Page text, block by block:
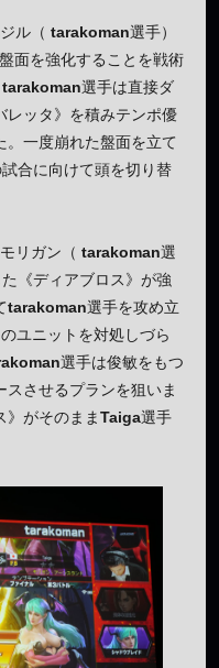
ル（ tarakoman選手）
面を強化することを戦術
tarakoman選手は直接ダ
レッタ》を積みテンポ優
一度崩れた盤面を立て
合に向けて頭を切り替
リガン（ tarakoman選
《ディアブロス》が強
tarakoman選手を攻め立
ユニットを対処しづら
選手は俊敏をもつ
スさせるプランを狙いま
》がそのままTaiga選手